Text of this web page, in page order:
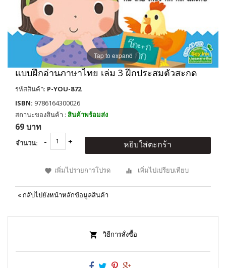
Tap to expand
แบบฝึกอ่านภาษาไทย เล่ม 3 ฝึกประสมตัวสะกด
รหัสสินค้า: P-YOU-872
ISBN: 9786164300026
สถานะของสินค้า : สินค้าพร้อมส่ง
69 บาท
จำนวน: หยิบใส่ตะกร้า
เพิ่มไปรายการโปรด เพิ่มไปเปรียบเทียบ
« กลับไปยังหน้าหลักข้อมูลสินค้า
วิธีการสั่งซื้อ